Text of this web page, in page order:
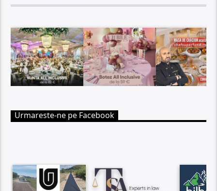
Urmareste-ne pe Facebook